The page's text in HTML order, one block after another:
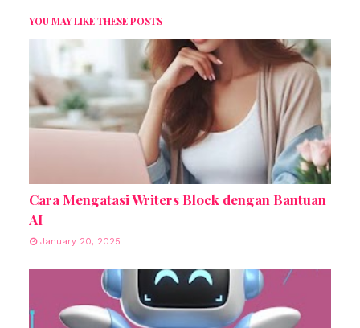
YOU MAY LIKE THESE POSTS
Cara Mengatasi Writers Block dengan Bantuan
AI
January 20, 2025